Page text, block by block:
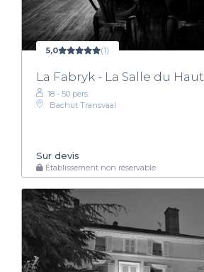
5,0 (1)
La Fabryk - La Salle du Haut
18 - 50 pers.
Bachut Transvaal
Sur devis
Établissement non réservable